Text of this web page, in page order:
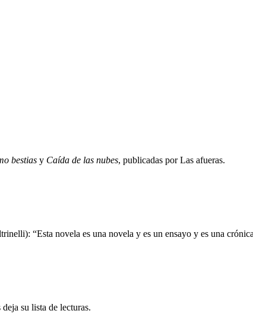
bestias y Caída de las nubes, publicadas por Las afueras.
“Esta novela es una novela y es un ensayo y es una
su lista de lecturas.